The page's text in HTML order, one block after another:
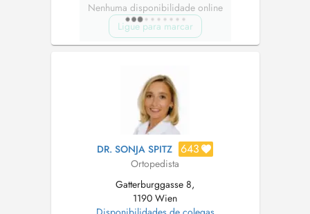
Nenhuma disponibilidade online
Ligue para marcar
DR. SONJA SPITZ 643
Ortopedista
Gatterburggasse 8,
1190 Wien